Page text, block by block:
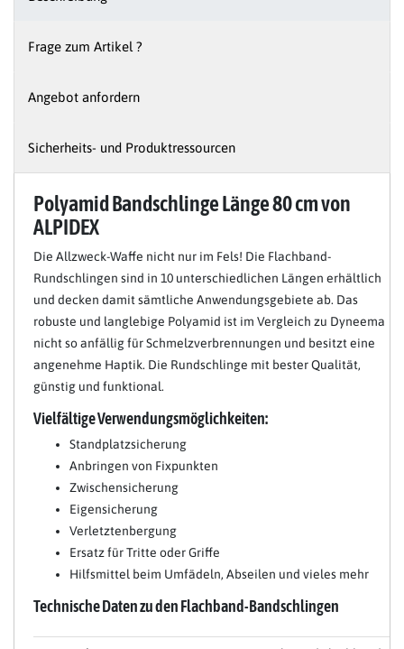
Frage zum Artikel ?
Angebot anfordern
Sicherheits- und Produktressourcen
Polyamid Bandschlinge Länge 80 cm von
ALPIDEX
Die Allzweck-Waffe nicht nur im Fels! Die Flachband-
Rundschlingen sind in 10 unterschiedlichen Längen erhältlich
und decken damit sämtliche Anwendungsgebiete ab. Das
robuste und langlebige Polyamid ist im Vergleich zu Dyneema
nicht so anfällig für Schmelzverbrennungen und besitzt eine
angenehme Haptik. Die Rundschlinge mit bester Qualität,
günstig und funktional.
Vielfältige Verwendungsmöglichkeiten:
Standplatzsicherung
Anbringen von Fixpunkten
Zwischensicherung
Eigensicherung
Verletztenbergung
Ersatz für Tritte oder Griffe
Hilfsmittel beim Umfädeln, Abseilen und vieles mehr
Technische Daten zu den Flachband-Bandschlingen